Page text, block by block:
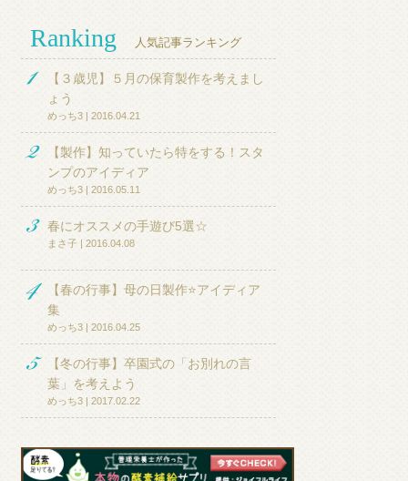
Ranking 人気記事ランキング
【３歳児】５月の保育製作を考えまし
ょう
めっち3 | 2016.04.21
【製作】知っていたら特をする！スタ
ンプのアイディア
めっち3 | 2016.05.11
春にオススメの手遊び5選☆
まさ子 | 2016.04.08
【春の行事】母の日製作⭐アイディア
集
めっち3 | 2016.04.25
【冬の行事】卒園式の「お別れの言
葉」を考えよう
めっち3 | 2017.02.22